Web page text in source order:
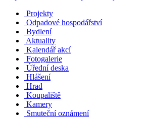
Projekty
Odpadové hospodářství
Bydlení
Aktuality
Kalendář akcí
Fotogalerie
Úřední deska
Hlášení
Hrad
Koupaliště
Kamery
Smuteční oznámení